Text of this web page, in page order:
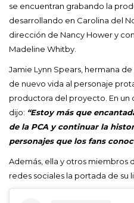
se encuentran grabando la
desarrollando en Carolina del
dirección de Nancy Hower y
Madeline Whitby.
Jamie Lynn Spears, hermana
de nuevo vida al personaje
productora del proyecto. En un
dijo: “Estoy más que
de la PCA y continuar la
personajes que los fans
Además, ella y otros miembros
redes sociales la portada de su